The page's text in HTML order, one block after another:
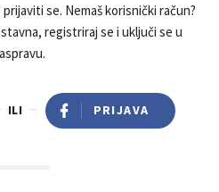
se. Nemaš korisnički račun?
registriraj se i uključi se u
ILI PRIJAVA